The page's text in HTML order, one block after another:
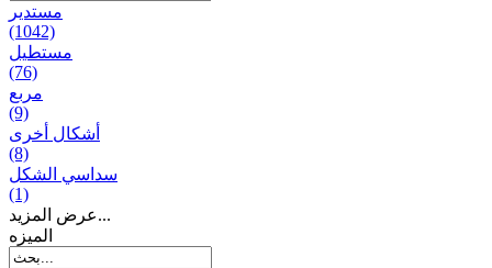
مستدير
(1042)
مستطيل
(76)
مربع
(9)
أشكال أخرى
(8)
سداسي الشكل
(1)
عرض المزيد...
المیزه